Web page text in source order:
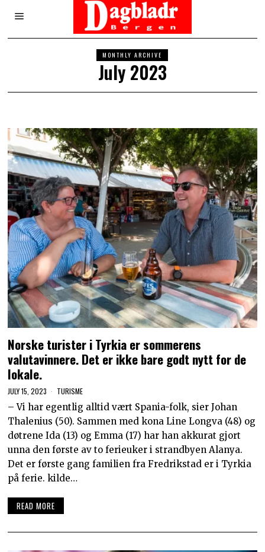
MONTHLY ARCHIVE
July 2023
Norske turister i Tyrkia er sommerens
valutavinnere. Det er ikke bare godt nytt for de
lokale.
JULY 15, 2023 TURISME
– Vi har egentlig alltid vært Spania-folk, sier Johan
Thalenius (50). Sammen med kona Line Longva (48) og
døtrene Ida (13) og Emma (17) har han akkurat gjort
unna den første av to ferieuker i strandbyen Alanya.
Det er første gang familien fra Fredrikstad er i Tyrkia
på ferie. kilde…
READ MORE